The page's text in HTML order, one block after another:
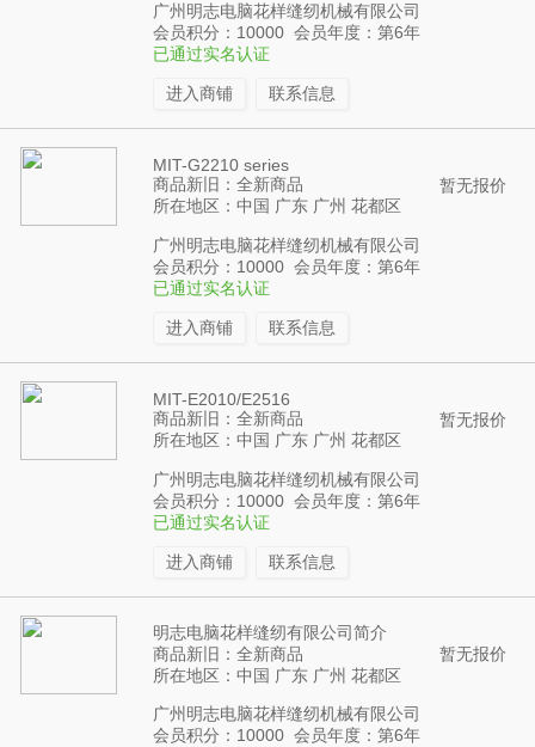
广州明志电脑花样缝纫机械有限公司
会员积分：10000 会员年度：第6年
已通过实名认证
进入商铺 联系信息
MIT-G2210 series
商品新旧：全新商品
所在地区：中国 广东 广州 花都区
暂无报价
广州明志电脑花样缝纫机械有限公司
会员积分：10000 会员年度：第6年
已通过实名认证
进入商铺 联系信息
MIT-E2010/E2516
商品新旧：全新商品
所在地区：中国 广东 广州 花都区
暂无报价
广州明志电脑花样缝纫机械有限公司
会员积分：10000 会员年度：第6年
已通过实名认证
进入商铺 联系信息
明志电脑花样缝纫有限公司简介
商品新旧：全新商品
所在地区：中国 广东 广州 花都区
暂无报价
广州明志电脑花样缝纫机械有限公司
会员积分：10000 会员年度：第6年